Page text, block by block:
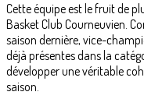
Cette équipe est le fruit de
Basket Club Courneuvien.
saison dernière, vice-
déjà présentes dans la
développer une véritable
saison.